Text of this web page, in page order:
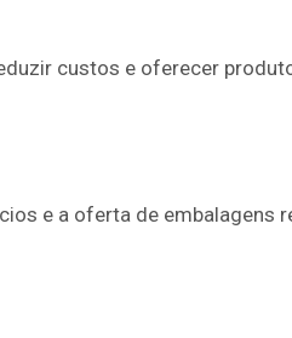
custos e oferecer
e a oferta de embalagens